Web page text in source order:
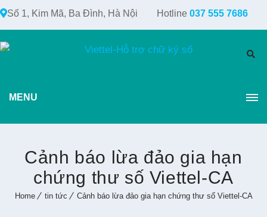
Số 1, Kim Mã, Ba Đình, Hà Nội Hotline 037 555 7686
MENU
Cảnh báo lừa đảo gia hạn
chứng thư số Viettel-CA
Home tin tức Cảnh báo lừa đảo gia hạn chứng thư số Viettel-CA